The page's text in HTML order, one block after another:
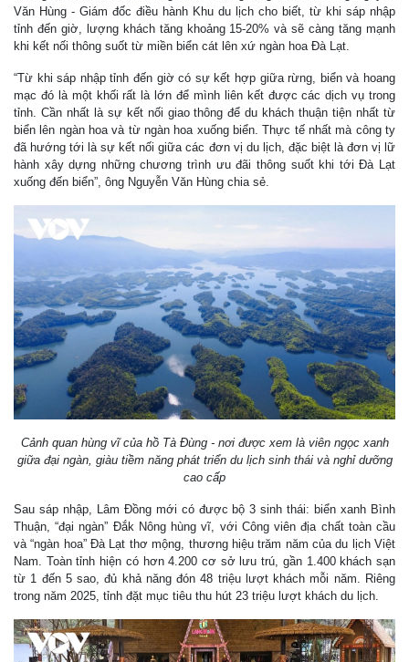
Văn Hùng - Giám đốc điều hành Khu du lịch cho biết, từ khi sáp nhập
tỉnh đến giờ, lượng khách tăng khoảng 15-20% và sẽ càng tăng mạnh
khi kết nối thông suốt từ miền biển cát lên xứ ngàn hoa Đà Lạt.
“Từ khi sáp nhập tỉnh đến giờ có sự kết hợp giữa rừng, biển và hoang
mạc đó là một khối rất là lớn để mình liên kết được các dịch vụ trong
tỉnh. Cần nhất là sự kết nối giao thông để du khách thuận tiện nhất từ
biển lên ngàn hoa và từ ngàn hoa xuống biển. Thực tế nhất mà công ty
đã hướng tới là sự kết nối giữa các đơn vị du lịch, đặc biệt là đơn vị lữ
hành xây dựng những chương trình ưu đãi thông suốt khi tới Đà Lạt
xuống đến biển”, ông Nguyễn Văn Hùng chia sẻ.
Cảnh quan hùng vĩ của hồ Tà Đùng - nơi được xem là viên ngọc xanh
giữa đại ngàn, giàu tiềm năng phát triển du lịch sinh thái và nghỉ dưỡng
cao cấp
Sau sáp nhập, Lâm Đồng mới có được bộ 3 sinh thái: biển xanh Bình
Thuận, “đại ngàn” Đắk Nông hùng vĩ, với Công viên địa chất toàn cầu
và “ngàn hoa” Đà Lạt thơ mộng, thương hiệu trăm năm của du lịch Việt
Nam. Toàn tỉnh hiện có hơn 4.200 cơ sở lưu trú, gần 1.400 khách sạn
từ 1 đến 5 sao, đủ khả năng đón 48 triệu lượt khách mỗi năm. Riêng
trong năm 2025, tỉnh đặt mục tiêu thu hút 23 triệu lượt khách du lịch.